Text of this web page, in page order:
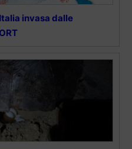
invasa dalle